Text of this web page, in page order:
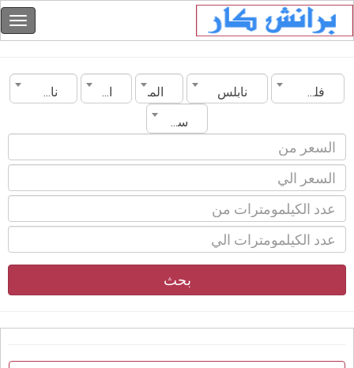
فلسطين نابلس الماركة الموديل
ناقل الحركة
سنة الصنع
بحث